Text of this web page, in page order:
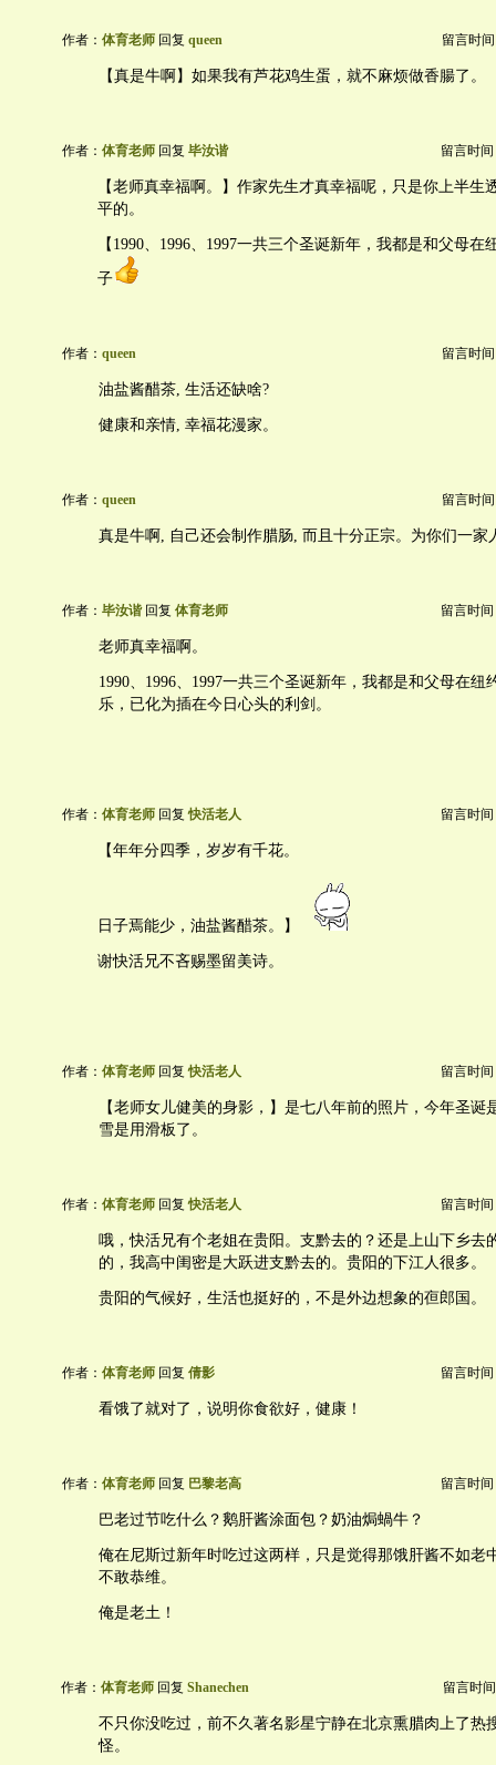
作者： 体育老师 回复 queen 留言时间
【真是牛啊】如果我有芦花鸡生蛋，就不麻烦做香腸了。
作者： 体育老师 回复 毕汝谐 留言时间
【老师真幸福啊。】作家先生才真幸福呢，只是你上半生
平的。
【1990、1996、1997一共三个圣诞新年，我都是和父母在
子
作者： queen 留言时间
油盐酱醋茶, 生活还缺啥?
健康和亲情, 幸福花漫家。
作者： queen 留言时间
真是牛啊, 自己还会制作腊肠, 而且十分正宗。为你们一家
作者： 毕汝谐回复 体育老师 留言时间
老师真幸福啊。
1990、1996、1997一共三个圣诞新年，我都是和父母在纽
乐，已化为插在今日心头的利剑。
作者： 体育老师 回复快活老人 留言时间
【年年分四季，岁岁有千花。
日子焉能少，油盐酱醋茶。】
谢快活兄不吝赐墨留美诗。
作者： 体育老师 回复快活老人 留言时间
【老师女儿健美的身影，】是七八年前的照片，今年圣诞
雪是用滑板了。
作者： 体育老师 回复快活老人 留言时间
哦，快活兄有个老姐在贵阳。支黔去的？还是上山下乡去
的，我高中闺密是大跃进支黔去的。贵阳的下江人很多。
贵阳的气候好，生活也挺好的，不是外边想象的亱郎国。
作者： 体育老师 回复 倩影 留言时间
看饿了就对了，说明你食欲好，健康！
作者： 体育老师 回复 巴黎老高 留言时间
巴老过节吃什么？鹅肝酱涂面包？奶油焗蝸牛？
俺在尼斯过新年时吃过这两样，只是觉得那饿肝酱不如老
不敢恭维。
俺是老土！
作者： 体育老师 回复 Shanechen 留言时
不只你没吃过，前不久著名影星宁静在北京熏腊肉上了热
怪。